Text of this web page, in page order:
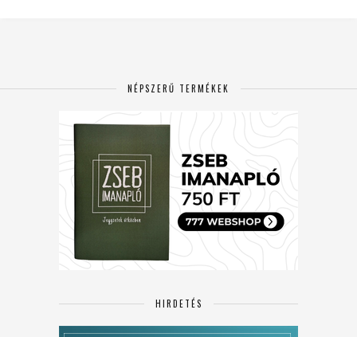
NÉPSZERŰ TERMÉKEK
HIRDETÉS